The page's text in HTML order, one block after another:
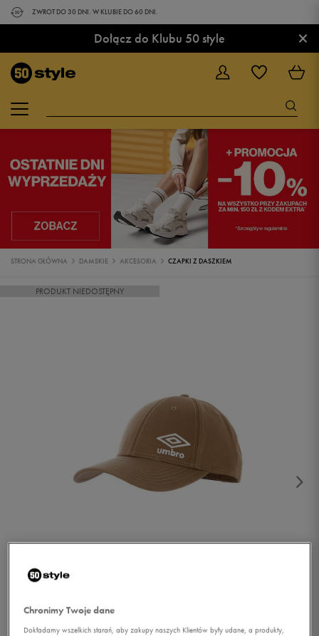
ZWROT DO 30 DNI. W KLUBIE DO 60 DNI.
Dołącz do Klubu 50 style ×
STRONA GŁÓWNA DAMSKIE AKCESORIA CZAPKI Z DASZKIEM
PRODUKT NIEDOSTĘPNY
Chronimy Twoje dane
Dokładamy wszelkich starań, aby zakupy naszych Klientów były udane, a produkty,